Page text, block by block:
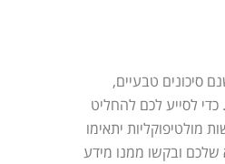
סיכונים טבעיים,
כדי לסייע לכם להחליט
מולטיפוקליות יתאימו
שלכם ובקשו ממנו מידע